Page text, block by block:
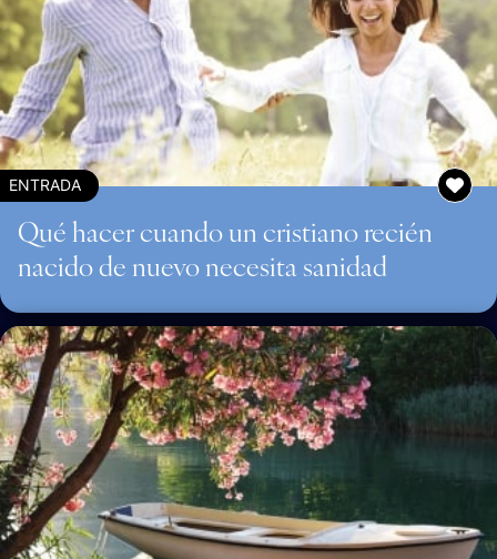
ENTRADA
Qué hacer cuando un cristiano recién
nacido de nuevo necesita sanidad